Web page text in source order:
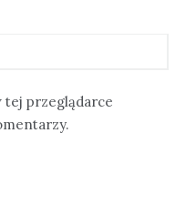
tej przeglądarce